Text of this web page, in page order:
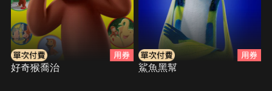
好奇猴喬治 鯊魚黑幫